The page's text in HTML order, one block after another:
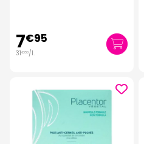
7€95
31€80/l.